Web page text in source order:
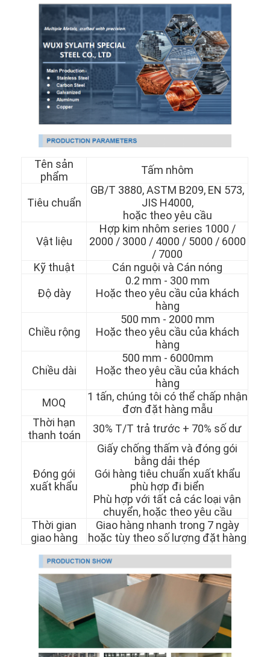
Nhà
Sản phẩm
Tên sản
phẩm
Tấm nhôm
Tiêu chuẩn
GB/T 3880, ASTM B209, EN 573,
JIS H4000,
hoặc theo yêu cầu
Vật liệu
Hợp kim nhôm series 1000 /
2000 / 3000 / 4000 / 5000 / 6000
/ 7000
Kỹ thuật
Cán nguội và Cán nóng
Độ dày
0.2 mm - 300 mm
Hoặc theo yêu cầu của khách
hàng
Chiều rộng
500 mm - 2000 mm
Hoặc theo yêu cầu của khách
hàng
Chiều dài
500 mm - 6000mm
Hoặc theo yêu cầu của khách
hàng
MOQ
1 tấn, chúng tôi có thể chấp nhận
đơn đặt hàng mẫu
Thời hạn
thanh toán
30% T/T trả trước + 70% số dư
Đóng gói
xuất khẩu
Giấy chống thấm và đóng gói
bằng dải thép
Gói hàng tiêu chuẩn xuất khẩu
phù hợp đi biển
Phù hợp với tất cả các loại vận
chuyển, hoặc theo yêu cầu
Thời gian
giao hàng
Giao hàng nhanh trong 7 ngày
hoặc tùy theo số lượng đặt hàng